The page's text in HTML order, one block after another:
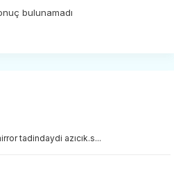
bulunamadı
tadindaydi azıcık.s...